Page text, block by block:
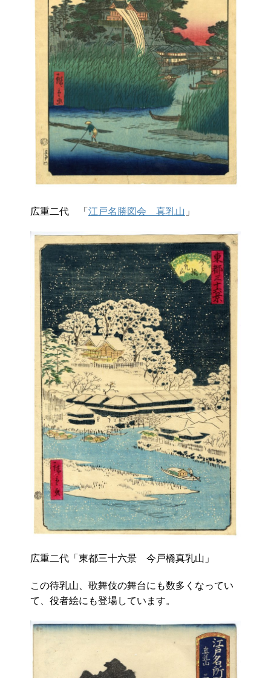
広重二代 「 江戸名勝図会 真乳山 」
広重二代「東都三十六景 今戸橋真乳山」
この待乳山、歌舞伎の舞台にも数多くなってい
て、役者絵にも登場しています。